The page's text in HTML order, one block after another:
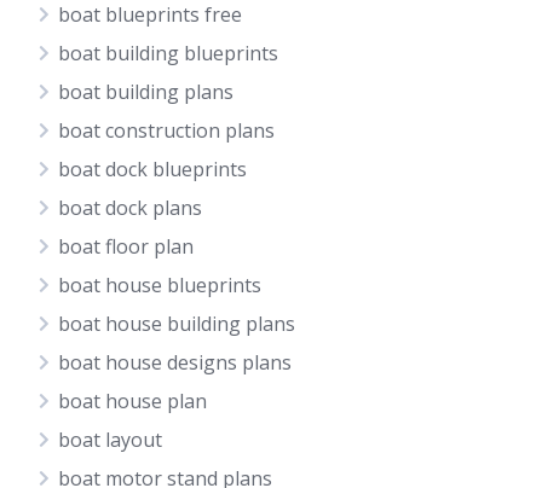
boat blueprints free
boat building blueprints
boat building plans
boat construction plans
boat dock blueprints
boat dock plans
boat floor plan
boat house blueprints
boat house building plans
boat house designs plans
boat house plan
boat layout
boat motor stand plans